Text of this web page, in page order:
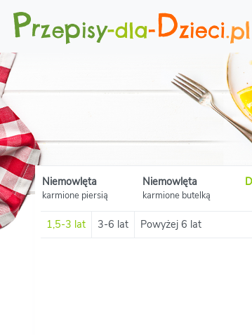
Niemowlęta
karmione piersią
Niemowlęta
karmione butelką
1,5-3 lat 3-6 lat Powyżej 6 lat